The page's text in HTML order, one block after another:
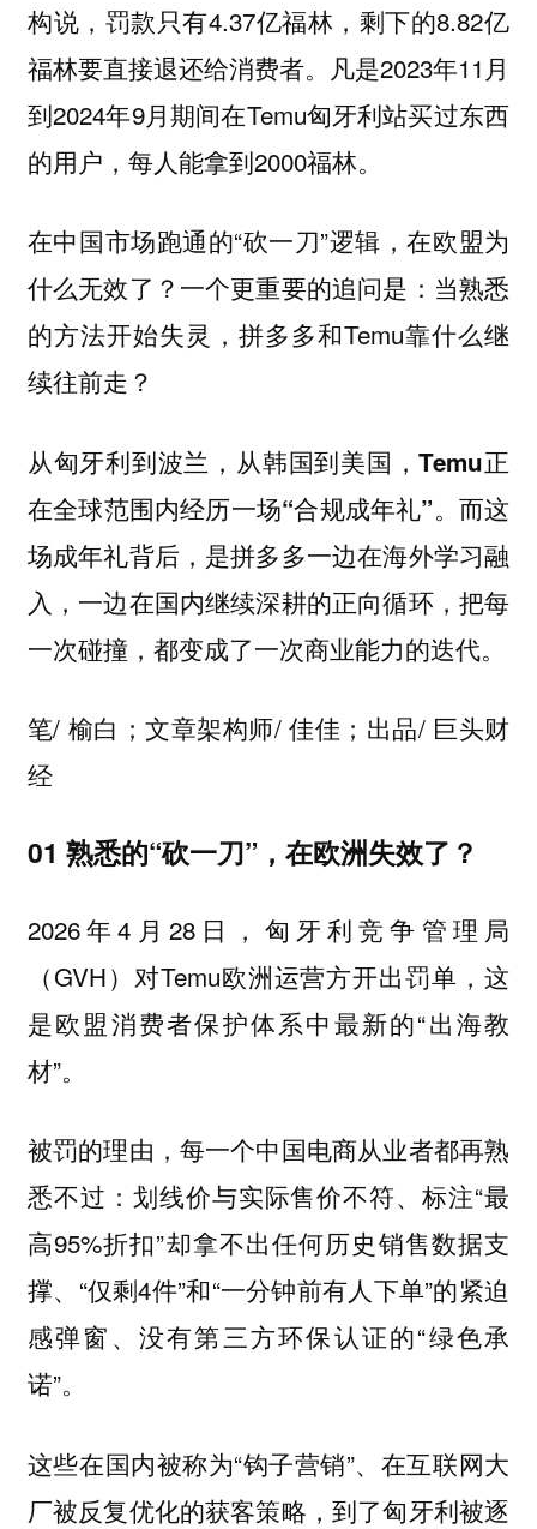
构说，罚款只有4.37亿福林，剩下的8.82亿
福林要直接退还给消费者。凡是2023年11月
到2024年9月期间在Temu匈牙利站买过东西
的用户，每人能拿到2000福林。
在中国市场跑通的“砍一刀”逻辑，在欧盟为
什么无效了？一个更重要的追问是：当熟悉
的方法开始失灵，拼多多和Temu靠什么继
续往前走？
从匈牙利到波兰，从韩国到美国，Temu正
在全球范围内经历一场“合规成年礼”。 而这
场成年礼背后，是拼多多一边在海外学习融
入，一边在国内继续深耕的正向循环，把每
一次碰撞，都变成了一次商业能力的迭代。
笔/ 榆白；文章架构师/ 佳佳；出品/ 巨头财
经
01 熟悉的“砍一刀”，在欧洲失效了？
2026年4月28日，匈牙利竞争管理局
（GVH）对Temu欧洲运营方开出罚单，这
是欧盟消费者保护体系中最新的“出海教
材”。
被罚的理由，每一个中国电商从业者都再熟
悉不过：划线价与实际售价不符、标注“最
高95%折扣”却拿不出任何历史销售数据支
撑、“仅剩4件”和“一分钟前有人下单”的紧迫
感弹窗、没有第三方环保认证的“绿色承
诺”。
这些在国内被称为“钩子营销”、在互联网大
厂被反复优化的获客策略，到了匈牙利被逐